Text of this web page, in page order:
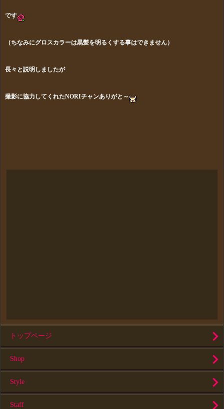
です
（ちなみにグロスカラーは黒髪を明るくする事はできません）
長々と説明しましたが
撮影に協力してくれたNORIチャンありがと～
トップページ
Shop
Style
Staff